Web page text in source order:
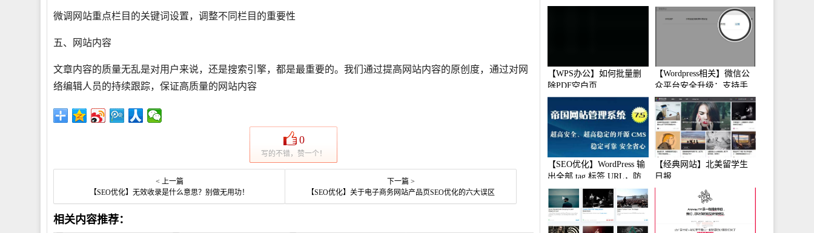
微调网站重点栏目的关键词设置，调整不同栏目的重要性
五、网站内容
文章内容的质量无乱是对用户来说，还是搜索引擎，都是最重要的。我们通过提高网站内容的原创度，通过对网
络编辑人员的持续跟踪，保证高质量的网站内容
0
写的不错，赞一个！
< 上一篇
【SEO优化】无效收录是什么意思？别做无用功！
下一篇 >
【SEO优化】关于电子商务网站产品页SEO优化的六大误区
相关内容推荐：
辑工具
【WPS办公】如何批量删
除PDF空白页
【Wordpress相关】微信公
众平台安全升级：支持手
机保护
【SEO优化】WordPress 输
出全部 tag 标签 URL，防
止中文转码
【经典网站】北美留学生
日报